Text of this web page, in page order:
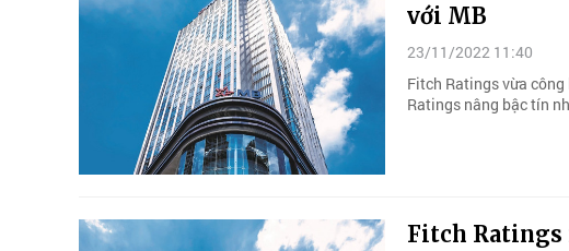
với MB
23/11/2022 11:40
Fitch Ratings vừa
Ratings nâng bậc tín
Fitch Ratings